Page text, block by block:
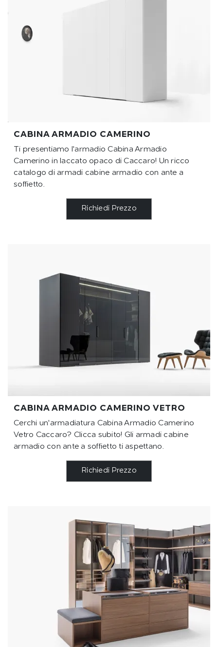
CABINA ARMADIO CAMERINO
Ti presentiamo l'armadio Cabina Armadio
Camerino in laccato opaco di Caccaro! Un ricco
catalogo di armadi cabine armadio con ante a
soffietto.
Richiedi Prezzo
CABINA ARMADIO CAMERINO VETRO
Cerchi un'armadiatura Cabina Armadio Camerino
Vetro Caccaro? Clicca subito! Gli armadi cabine
armadio con ante a soffietto ti aspettano.
Richiedi Prezzo